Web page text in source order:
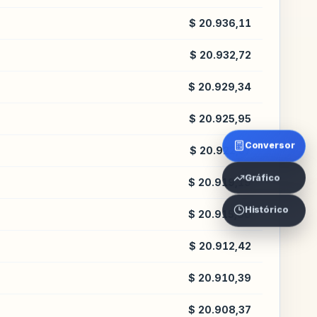
$ 20.936,11
$ 20.932,72
$ 20.929,34
$ 20.925,95
$ 20.922,57
$ 20.919,19
$ 20.915,80
$ 20.912,42
$ 20.910,39
$ 20.908,37
Conversor
Gráfico
Histórico